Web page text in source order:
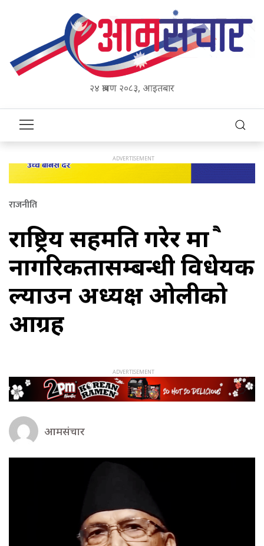
२४ श्रावण २०८३, आइतबार
राजनीति
राष्ट्रिय सहमति गरेर मात्रै
नागरिकतासम्बन्धी विधेयक
ल्याउन अध्यक्ष ओलीको
आग्रह
आमसंचार